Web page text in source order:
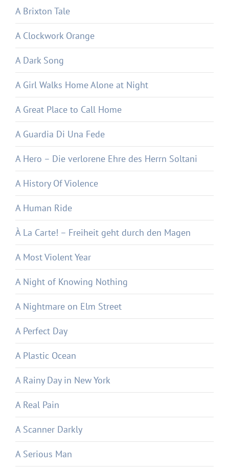
A Brixton Tale
A Clockwork Orange
A Dark Song
A Girl Walks Home Alone at Night
A Great Place to Call Home
A Guardia Di Una Fede
A Hero – Die verlorene Ehre des Herrn Soltani
A History Of Violence
A Human Ride
À La Carte! – Freiheit geht durch den Magen
A Most Violent Year
A Night of Knowing Nothing
A Nightmare on Elm Street
A Perfect Day
A Plastic Ocean
A Rainy Day in New York
A Real Pain
A Scanner Darkly
A Serious Man